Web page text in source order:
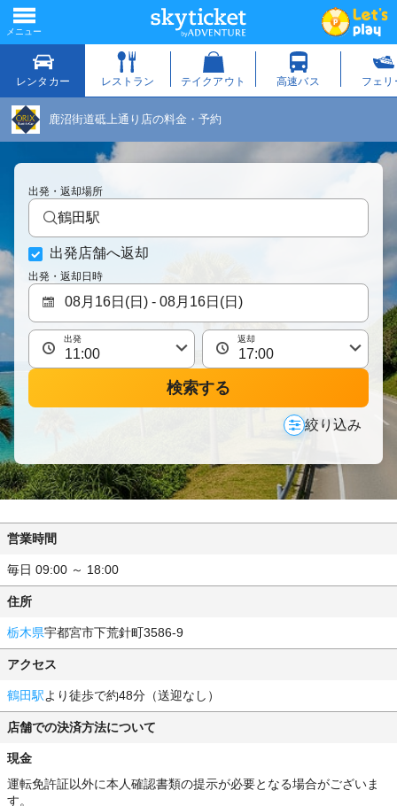
鹿沼街道砥上通り店の料金・予約
出発・返却場所
鶴田駅
出発店舗へ返却
出発・返却日時
出発 返却
検索する
絞り込み
営業時間
毎日 09:00 ～ 18:00
住所
栃木県宇都宮市下荒針町3586-9
アクセス
鶴田駅より徒歩で約48分（送迎なし）
店舗での決済方法について
現金
運転免許証以外に本人確認書類の提示が必要となる場合がございま
す。